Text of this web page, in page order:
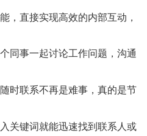
，直接实现高效的内部互动，
同事一起讨论工作问题，沟通
时联系不再是难事，真的是节
关键词就能迅速找到联系人或